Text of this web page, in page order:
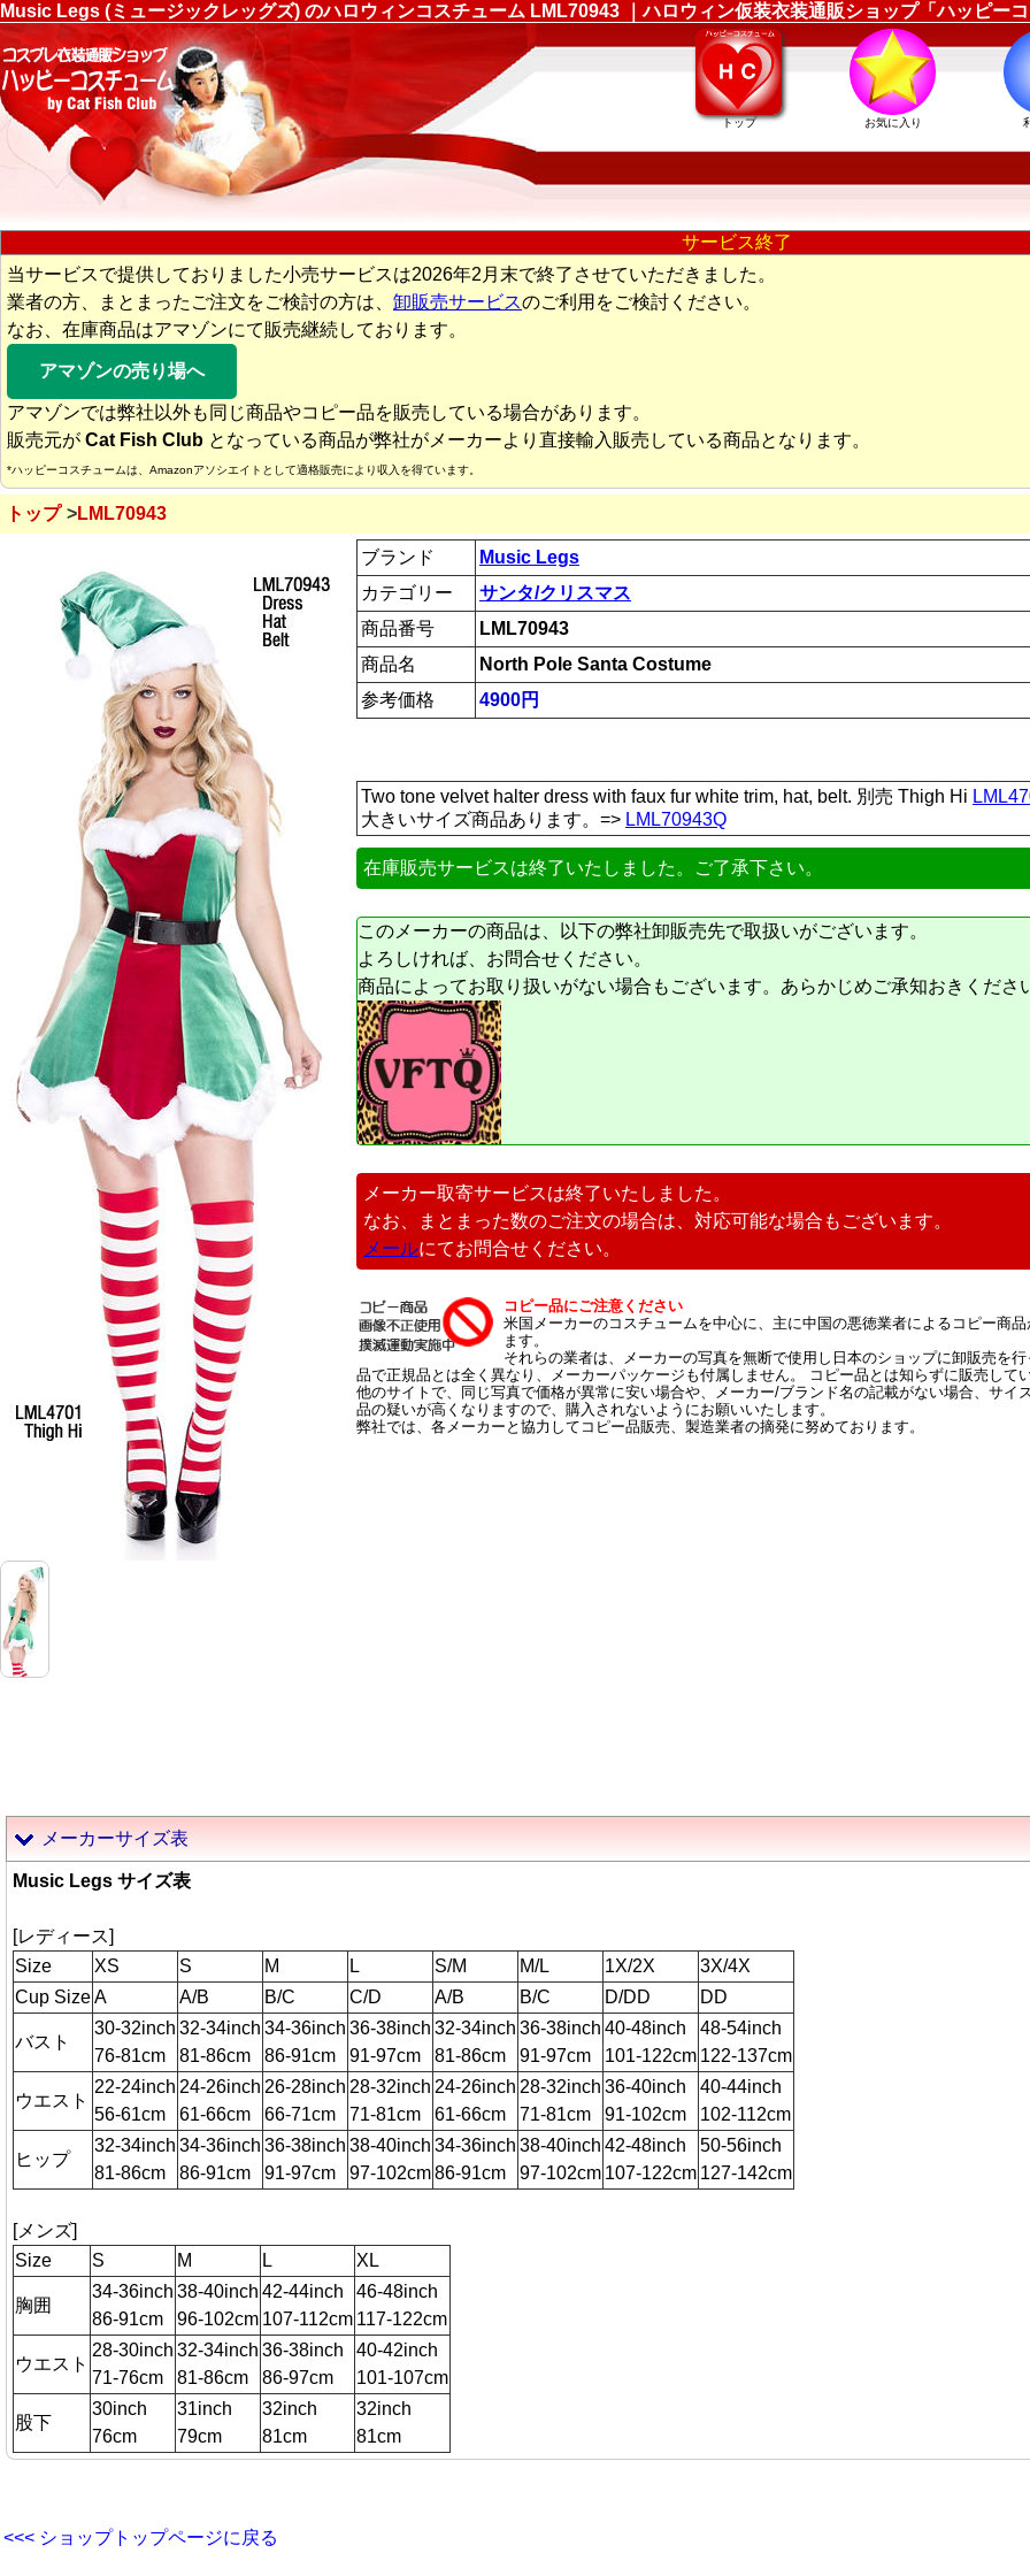
Music Legs (ミュージックレッグズ) のハロウィンコスチューム LML70943 ｜ハロウィン仮装衣装通販ショップ「ハッピーコ
トップ お気に入り
サービス終了
当サービスで提供しておりました小売サービスは2026年2月末で終了させていただきました。
業者の方、まとまったご注文をご検討の方は、 卸販売サービスのご利用をご検討ください。
なお、在庫商品はアマゾンにて販売継続しております。
アマゾンの売り場へ
アマゾンでは弊社以外も同じ商品やコピー品を販売している場合があります。
販売元が Cat Fish Club となっている商品が弊社がメーカーより直接輸入販売している商品となります。
*ハッピーコスチュームは、Amazonアソシエイトとして適格販売により収入を得ています。
トップ LML70943
ブランド
Music Legs
カテゴリー
サンタ/クリスマス
商品番号
LML70943
商品名
North Pole Santa Costume
参考価格
4900円
Two tone velvet halter dress with faux fur white trim, hat, belt. 別売 Thigh Hi
大きいサイズ商品あります。=> LML70943Q
在庫販売サービスは終了いたしました。ご了承下さい。
このメーカーの商品は、以下の弊社卸販売先で取扱いがございます。
よろしければ、お問合せください。
商品によってお取り扱いがない場合もございます。あらかじめご承知おきくださ
メーカー取寄サービスは終了いたしました。
なお、まとまった数のご注文の場合は、対応可能な場合もございます。
メールにてお問合せください。
コピー品にご注意ください
米国メーカーのコスチュームを中心に、主に中国の悪徳業者によるコピー商
ます。
それらの業者は、メーカーの写真を無断で使用し日本のショップに卸販売を
品で正規品とは全く異なり、メーカーパッケージも付属しません。 コピー品とは知らずに販売して
他のサイトで、同じ写真で価格が異常に安い場合や、メーカー/ブランド名の記載がない場合、サイ
品の疑いが高くなりますので、購入されないようにお願いいたします。
弊社では、各メーカーと協力してコピー品販売、製造業者の摘発に努めております。
メーカーサイズ表
Music Legs サイズ表
[レディース]
Size
XS S M L S/M M/L 1X/2X
3X/4X
Cup SizeA A/B B/C C/D A/B B/C D/DD DD
バスト
30-32inch
76-81cm
32-34inch
81-86cm
34-36inch
86-91cm
36-38inch
91-97cm
32-34inch
81-86cm
36-38inch
91-97cm
40-48inch
101-122cm
48-54inch
122-137cm
ウエスト
22-24inch
56-61cm
24-26inch
61-66cm
26-28inch
66-71cm
28-32inch
71-81cm
24-26inch
61-66cm
28-32inch
71-81cm
36-40inch
91-102cm
40-44inch
102-112cm
ヒップ
32-34inch
81-86cm
34-36inch
86-91cm
36-38inch
91-97cm
38-40inch
97-102cm
34-36inch
86-91cm
38-40inch
97-102cm
42-48inch
107-122cm
50-56inch
127-142cm
[メンズ]
Size
S M L XL
胸囲
34-36inch
86-91cm
38-40inch
96-102cm
42-44inch
107-112cm
46-48inch
117-122cm
ウエスト
28-30inch
71-76cm
32-34inch
81-86cm
36-38inch
86-97cm
40-42inch
101-107cm
股下
30inch
76cm
31inch
79cm
32inch
81cm
32inch
81cm
<<< ショップトップページに戻る